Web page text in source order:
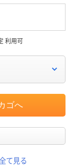
利用可
ゴへ
て見る